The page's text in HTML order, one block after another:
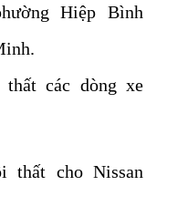
Hiệp Bình
các dòng xe
thất cho Nissan